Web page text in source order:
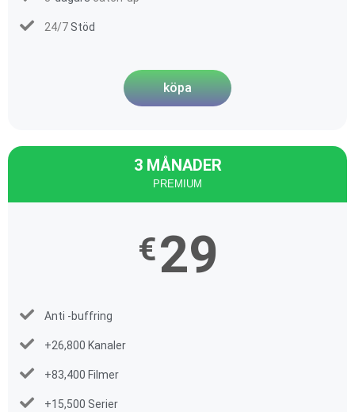
24/7 Stöd
köpa
3 MÅNADER
PREMIUM
€29
Anti -buffring
+26,800 Kanaler
+83,400 Filmer
+15,500 Serier